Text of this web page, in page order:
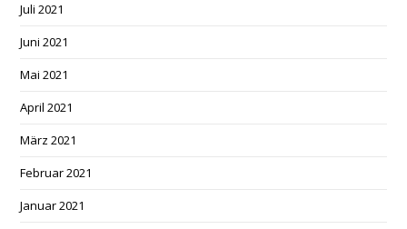
Juli 2021
Juni 2021
Mai 2021
April 2021
März 2021
Februar 2021
Januar 2021